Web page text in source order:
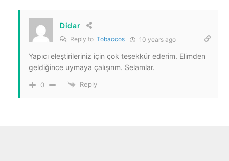
Didar
Reply to Tobaccos 10 years ago
Yapıcı eleştirileriniz için çok teşekkür ederim. Elimden
geldiğince uymaya çalışırım. Selamlar.
0 Reply